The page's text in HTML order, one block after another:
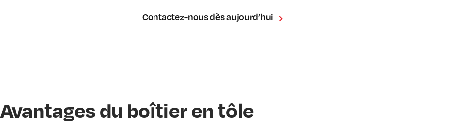
Contactez-nous dès aujourd’hui
Avantages du boîtier en tôle